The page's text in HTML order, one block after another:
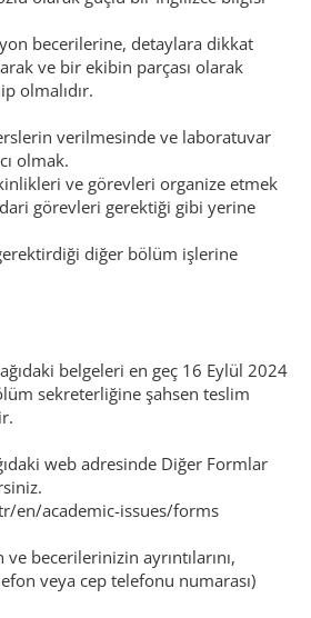
becerilerine, detaylara dikkat
ve bir ekibin parçası olarak
olmalıdır.
verilmesinde ve laboratuvar
olmak.
ve görevleri organize etmek
görevleri gerektiği gibi yerine
diğer bölüm işlerine
belgeleri en geç 16 Eylül 2024
sekreterliğine şahsen teslim
web adresinde Diğer Formlar
en/academic-issues/forms
becerilerinizin ayrıntılarını,
veya cep telefonu numarası)